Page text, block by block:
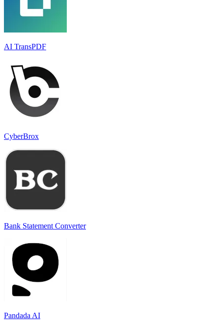
AI TransPDF
CyberBrox
Bank Statement Converter
Pandada AI